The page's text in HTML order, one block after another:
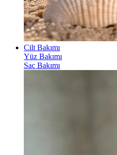
Cilt Bakımı
Yüz Bakımı
Saç Bakımı